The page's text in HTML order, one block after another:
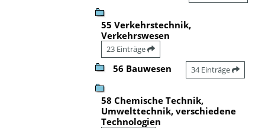
55 Verkehrstechnik,
Verkehrswesen
23 Einträge
56 Bauwesen 34 Einträge
58 Chemische Technik,
Umwelttechnik, verschiedene
Technologien